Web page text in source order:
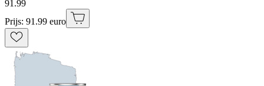
91 .99
Prijs: 91.99 euro